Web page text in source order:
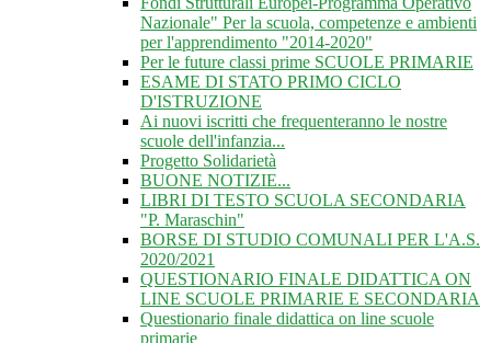
Nazionale" Per la scuola, competenze e ambienti
per l'apprendimento "2014-2020"
Per le future classi prime SCUOLE PRIMARIE
ESAME DI STATO PRIMO CICLO
D'ISTRUZIONE
Ai nuovi iscritti che frequenteranno le nostre
scuole dell'infanzia...
Progetto Solidarietà
BUONE NOTIZIE...
LIBRI DI TESTO SCUOLA SECONDARIA
"P. Maraschin"
BORSE DI STUDIO COMUNALI PER L'A.S.
2020/2021
QUESTIONARIO FINALE DIDATTICA ON
LINE SCUOLE PRIMARIE E SECONDARIA
Questionario finale didattica on line scuole
primarie